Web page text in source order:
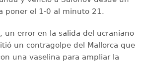
poner el 1-0 al minuto 21.
un error en la salida del ucraniano
un contragolpe del Mallorca que
una vaselina para ampliar la